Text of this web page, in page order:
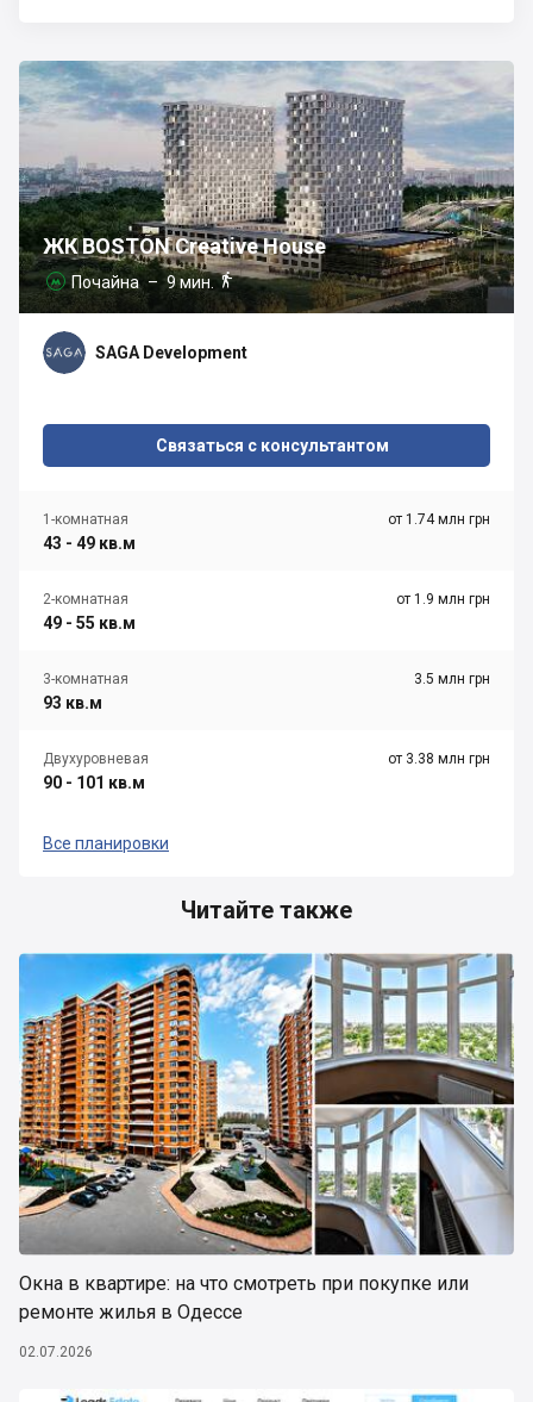
Читайте также
Окна в квартире: на что смотреть при покупке или
ремонте жилья в Одессе
02.07.2026
ЖК BOSTON Creative House
 Почайна– 9 мин.
SAGA Development
Связаться с консультантом
1-комнатная от 1.74 млн грн
43 - 49 кв.м
2-комнатная от 1.9 млн грн
49 - 55 кв.м
3-комнатная 3.5 млн грн
93 кв.м
Двухуровневая от 3.38 млн грн
90 - 101 кв.м
Все планировки